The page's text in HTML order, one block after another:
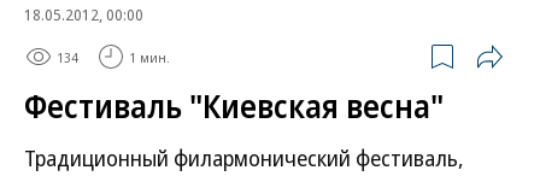
18.05.2012, 00:00
134 1 мин.
Фестиваль "Киевская весна"
Традиционный филармонический фестиваль,